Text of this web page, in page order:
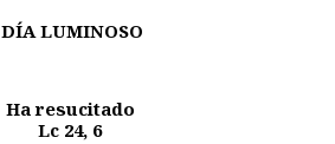
DÍA LUMINOSO
Ha resucitado
Lc 24, 6